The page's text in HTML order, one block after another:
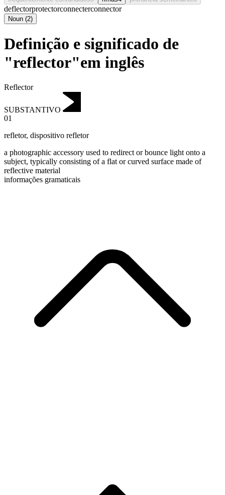
deflectorprotectorconnecterconnector
Noun (2)
Definição e significado de
"reflector"em inglês
Reflector
SUBSTANTIVO
01
refletor, dispositivo refletor
a photographic accessory used to redirect or bounce light onto a
subject, typically consisting of a flat or curved surface made of
reflective material
informações gramaticais